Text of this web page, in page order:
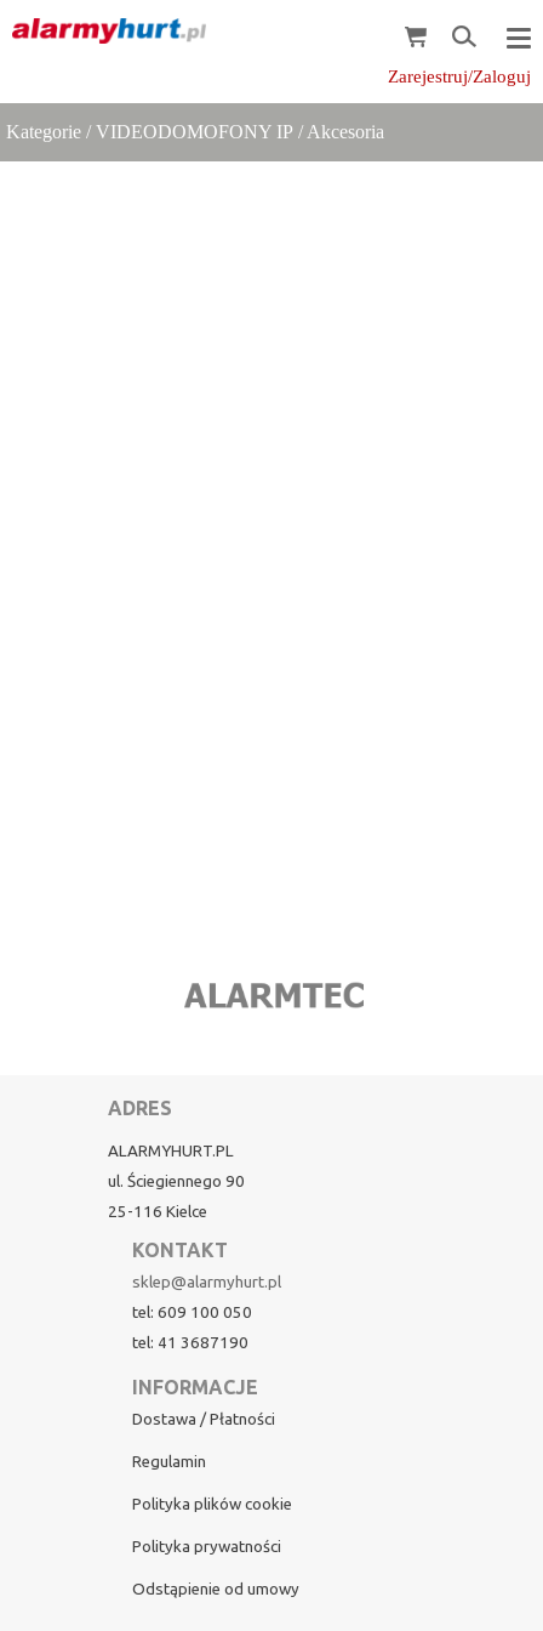
Zarejestruj/Zaloguj
Kategorie /VIDEODOMOFONY IP /Akcesoria
ADRES
ALARMYHURT.PL
ul. Ściegiennego 90
25-116 Kielce
KONTAKT
sklep@alarmyhurt.pl
tel: 609 100 050
tel: 41 3687190
INFORMACJE
Dostawa / Płatności
Regulamin
Polityka plików cookie
Polityka prywatności
Odstąpienie od umowy